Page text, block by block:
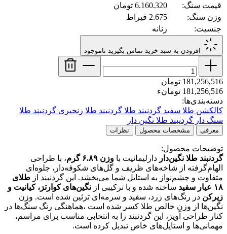
قیمت سنگ:
6.160.320 تومان
وزن سنگ:
2.675 قیراط
جنسیت:
زنانه
افزودن به سبد خرید تماس بگیرید ناموجود
181,256,516 تومان
181,256,516 تومانء
دسته‌بندی‌ها:
کالکشن طلا سفید گردنبند طلا گردنبند طلا زنجیری گردنبند طلا
سنگ دار گردنبند طلا نگین دار
معرفی مشخصات محصول نظرات
توضیحات محصول:
گردنبند طلا نگین‌دار دارلیمانیت با وزن ۶.۸۹ گرم
، با طراحی
الهام‌گرفته از شاخه‌های ظریف و گل‌های شکوفه‌دار، جلوه‌ای
متفاوت و چشم‌نواز به استایل شما می‌بخشد. این گردنبند از طلای
۱۸ عیار سفید
ساخته شده و با ترکیبی از نگین‌های کوارتز، کیانیت و
زیرکن در رنگ‌های زرد، سفید و سرمه‌ای تزئین شده است. وزن
نگین‌ها از وزن خالص طلا کسر شده است ،هماهنگی رنگ سنگ‌ها در
کنار طراحی آویز، این گردنبند را به انتخابی مناسب برای مراسم،
مهمانی‌ها و استایل‌های خاص تبدیل کرده است.